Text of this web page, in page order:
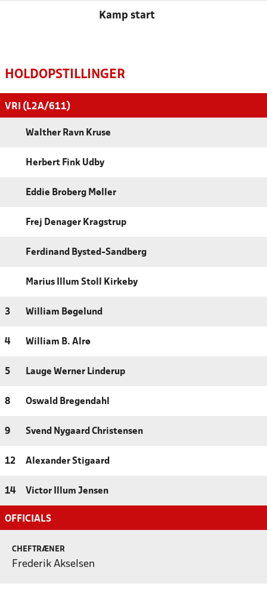
Kamp start
HOLDOPSTILLINGER
VRI (L2A/611)
Walther Ravn Kruse
Herbert Fink Udby
Eddie Broberg Møller
Frej Denager Kragstrup
Ferdinand Bysted-Sandberg
Marius Illum Stoll Kirkeby
3 William Bøgelund
4 William B. Alrø
5 Lauge Werner Linderup
8 Oswald Bregendahl
9 Svend Nygaard Christensen
12 Alexander Stigaard
14 Victor Illum Jensen
OFFICIALS
CHEFTRÆNER
Frederik Akselsen